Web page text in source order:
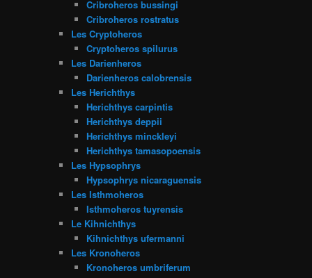
Cribroheros bussingi
Cribroheros rostratus
Les Cryptoheros
Cryptoheros spilurus
Les Darienheros
Darienheros calobrensis
Les Herichthys
Herichthys carpintis
Herichthys deppii
Herichthys minckleyi
Herichthys tamasopoensis
Les Hypsophrys
Hypsophrys nicaraguensis
Les Isthmoheros
Isthmoheros tuyrensis
Le Kihnichthys
Kihnichthys ufermanni
Les Kronoheros
Kronoheros umbriferum